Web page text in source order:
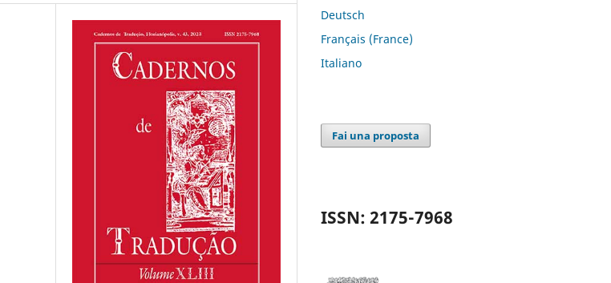
Deutsch
Français (France)
Italiano
Fai una proposta
ISSN: 2175-7968